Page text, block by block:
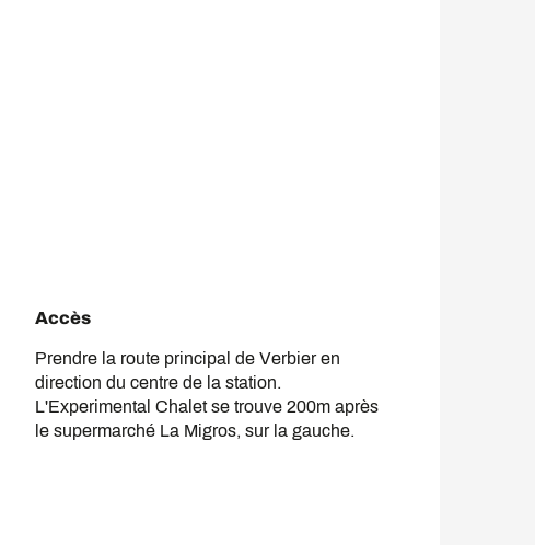
Accès
Accès
Prendre la route principal de Verbier en
direction du centre de la station.
L'Experimental Chalet se trouve 200m après
le supermarché La Migros, sur la gauche.